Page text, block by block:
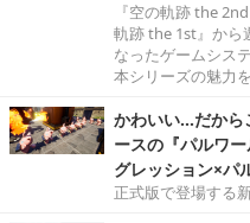
『空の軌跡 the
軌跡 the 1st』から
なったゲームシス
本シリーズの魅力
かわいい…だから
ースの『パルワ
グレッション×パ
正式版で登場する